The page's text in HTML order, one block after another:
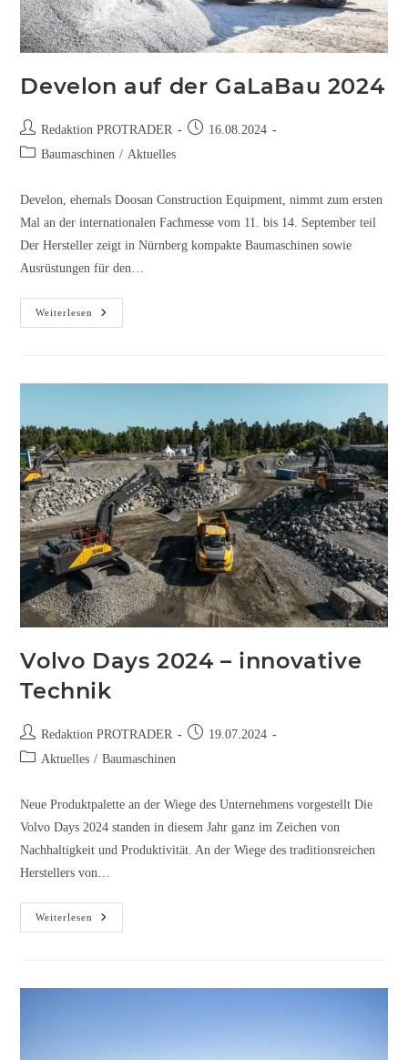
Develon auf der GaLaBau 2024
Redaktion PROTRADER
16.08.2024
Baumaschinen / Aktuelles
Develon, ehemals Doosan Construction Equipment, nimmt zum ersten
Mal an der internationalen Fachmesse vom 11. bis 14. September teil
Der Hersteller zeigt in Nürnberg kompakte Baumaschinen sowie
Ausrüstungen für den…
Weiterlesen
Volvo Days 2024 – innovative
Technik
Redaktion PROTRADER
19.07.2024
Aktuelles / Baumaschinen
Neue Produktpalette an der Wiege des Unternehmens vorgestellt Die
Volvo Days 2024 standen in diesem Jahr ganz im Zeichen von
Nachhaltigkeit und Produktivität. An der Wiege des traditionsreichen
Herstellers von…
Weiterlesen